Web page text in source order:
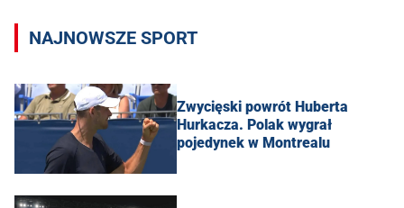
NAJNOWSZE SPORT
Zwycięski powrót Huberta
Hurkacza. Polak wygrał
pojedynek w Montrealu